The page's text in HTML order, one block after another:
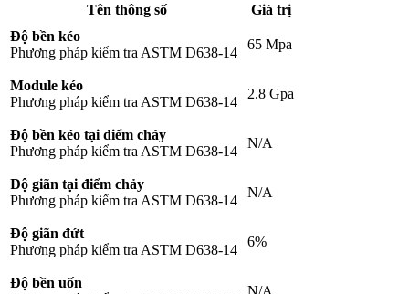
Tên thông số
Giá trị
Độ bền kéo
Phương pháp kiểm tra ASTM D638-14
65 Mpa
Module kéo
Phương pháp kiểm tra ASTM D638-14
2.8 Gpa
Độ bền kéo tại điểm chảy
Phương pháp kiểm tra ASTM D638-14
N/A
Độ giãn tại điểm chảy
Phương pháp kiểm tra ASTM D638-14
N/A
Độ giãn đứt
Phương pháp kiểm tra ASTM D638-14
6%
Độ bền uốn
N/A